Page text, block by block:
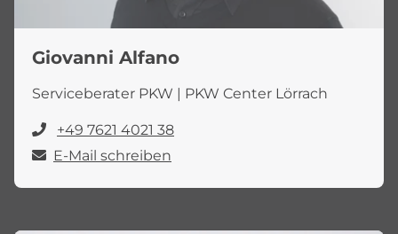
Giovanni Alfano
Serviceberater PKW | PKW Center Lörrach
+49 7621 4021 38
E-Mail schreiben